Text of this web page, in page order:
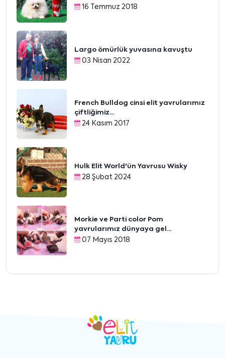
16 Temmuz 2018
Largo ömürlük yuvasına kavuştu
03 Nisan 2022
French Bulldog cinsi elit yavrularımız
çiftliğimiz...
24 Kasım 2017
Hulk Elit World'ün Yavrusu Wisky
28 Şubat 2024
Morkie ve Parti color Pom
yavrularımız dünyaya gel...
07 Mayıs 2018